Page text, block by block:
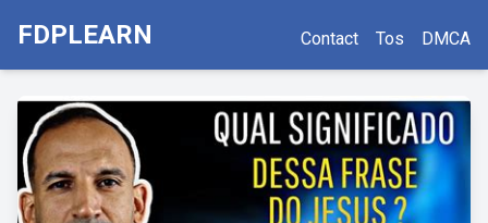
FDPLEARN Contact Tos DMCA